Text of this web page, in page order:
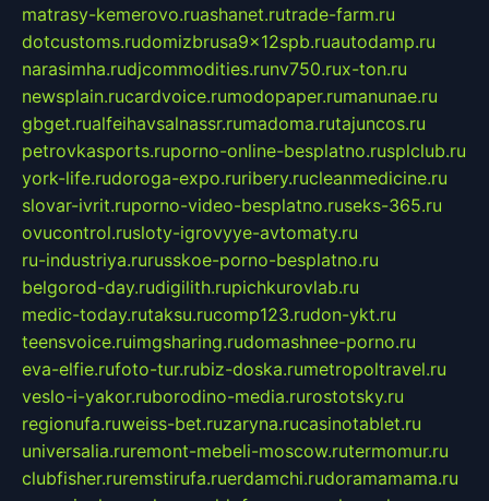
matrasy-kemerovo.ruashanet.rutrade-farm.ru
dotcustoms.rudomizbrusa9x12spb.ruautodamp.ru
narasimha.rudjcommodities.runv750.rux-ton.ru
newsplain.rucardvoice.rumodopaper.rumanunae.ru
gbget.rualfeihavsalnassr.rumadoma.rutajuncos.ru
petrovkasports.ruporno-online-besplatno.rusplclub.ru
york-life.rudoroga-expo.ruribery.rucleanmedicine.ru
slovar-ivrit.ruporno-video-besplatno.ruseks-365.ru
ovucontrol.rusloty-igrovyye-avtomaty.ru
ru-industriya.rurusskoe-porno-besplatno.ru
belgorod-day.rudigilith.rupichkurovlab.ru
medic-today.rutaksu.rucomp123.rudon-ykt.ru
teensvoice.ruimgsharing.rudomashnee-porno.ru
eva-elfie.rufoto-tur.rubiz-doska.rumetropoltravel.ru
veslo-i-yakor.ruborodino-media.rurostotsky.ru
regionufa.ruweiss-bet.ruzaryna.rucasinotablet.ru
universalia.ruremont-mebeli-moscow.rutermomur.ru
clubfisher.ruremstirufa.ruerdamchi.rudoramamama.ru